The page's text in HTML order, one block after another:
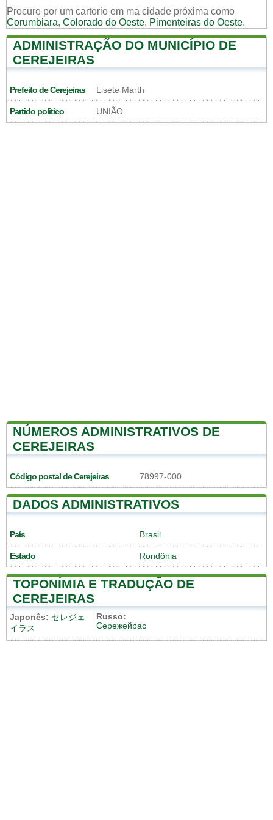
Procure por um cartorio em ma cidade próxima como
Corumbiara, Colorado do Oeste, Pimenteiras do Oeste.
ADMINISTRAÇÃO DO MUNICÍPIO DE
CEREJEIRAS
Prefeito de Cerejeiras Lisete Marth
Partido politico UNIÃO
NÚMEROS ADMINISTRATIVOS DE
CEREJEIRAS
Código postal de Cerejeiras 78997-000
DADOS ADMINISTRATIVOS
País Brasil
Estado Rondônia
TOPONÍMIA E TRADUÇÃO DE
CEREJEIRAS
Japonês: セレジェ
イラス
Russo:
Сережейрас